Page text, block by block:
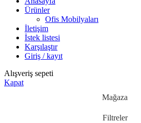
Ürünler
Ofis Mobilyaları
İletişim
İstek listesi
Karşılaştır
Giriş / kayıt
Alışveriş sepeti
Kapat
Mağaza
Filtreler